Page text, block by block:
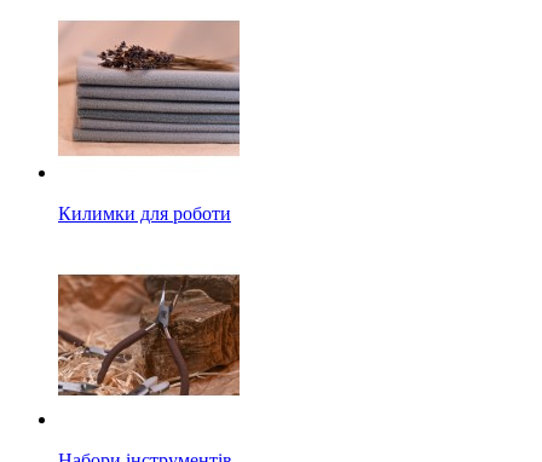
Килимки для роботи